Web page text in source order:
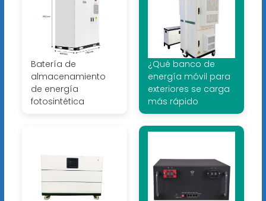
Batería de
almacenamiento
de energía
fotosintética
¿Qué banco de
energía móvil para
exteriores se carga
más rápido